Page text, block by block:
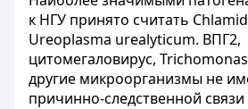
к НГУ принято считать
Ureoplasma urealyticum. ВПГ2,
цитомегаловирус,
другие микроорганизмы не
причинно-следственной связи